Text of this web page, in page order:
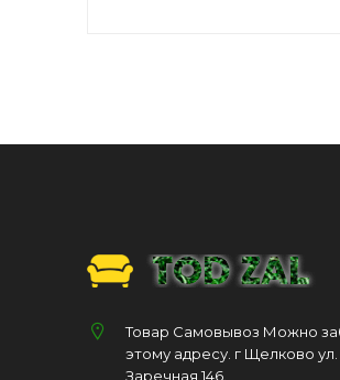
Товар Самовывоз Можно
этому адресу. г Щелково ул.
Заречная 146.